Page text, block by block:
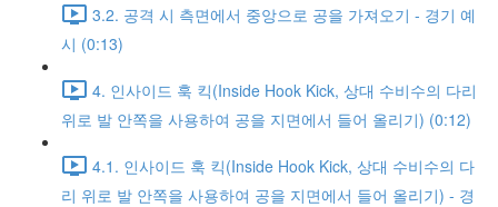
3.2. 공격 시 측면에서 중앙으로 공을 가져오기 - 경기 예
시 (0:13)
4. 인사이드 훅 킥(Inside Hook Kick, 상대 수비수의 다리
위로 발 안쪽을 사용하여 공을 지면에서 들어 올리기) (0:12)
4.1. 인사이드 훅 킥(Inside Hook Kick, 상대 수비수의 다
리 위로 발 안쪽을 사용하여 공을 지면에서 들어 올리기) - 경